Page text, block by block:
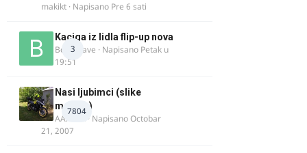
makikt · Napisano Pre 6 sati
3
Kaciga iz lidla flip-up nova
Bor-i-slave · Napisano Petak u
19:51
7804
Nasi ljubimci (slike
motora)
AArnold · NapisanoOctobar
21, 2007